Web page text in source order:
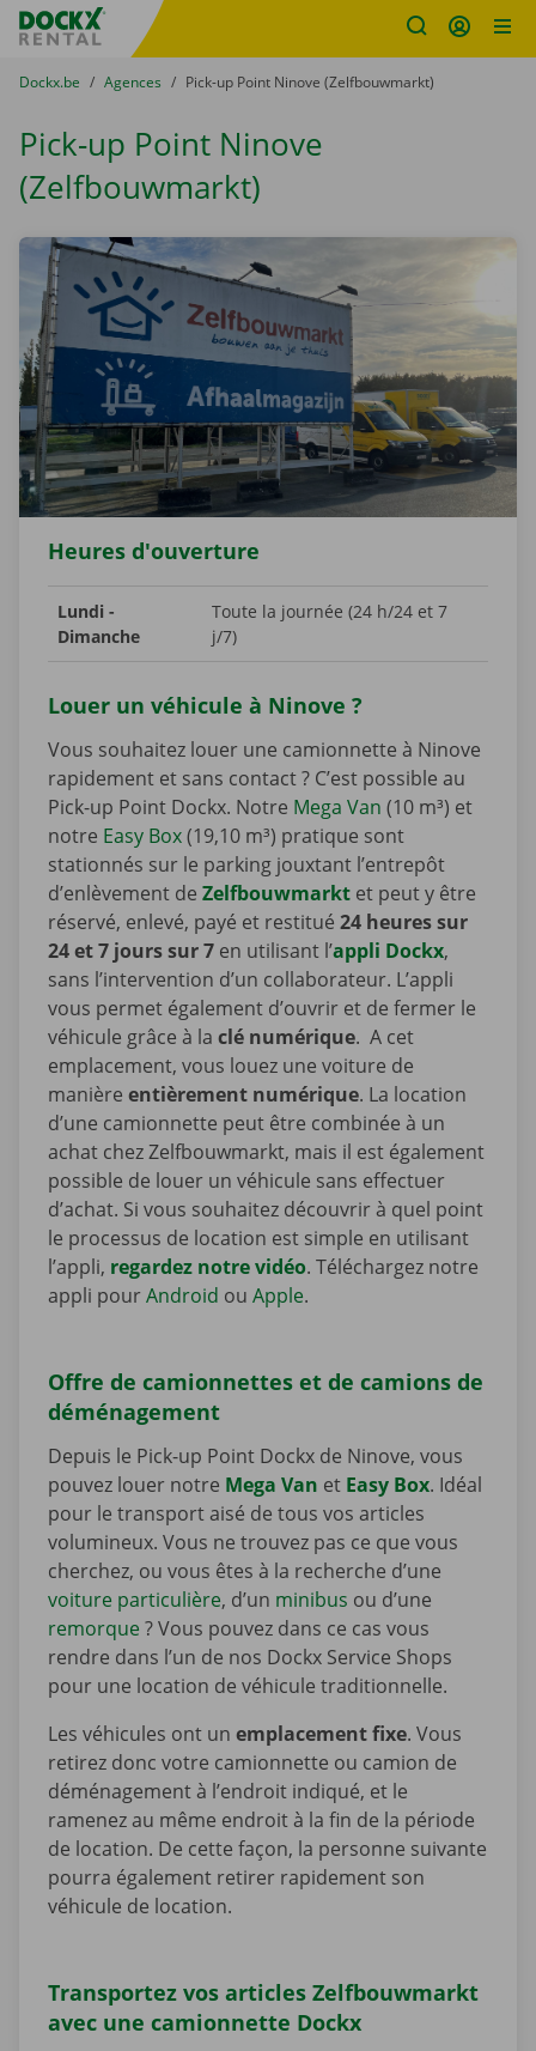
sitename
You are here:
du
Dockx.be to
Agences to
Pick-up Point Ninove (Zelfbouwmarkt)
Pick-up Point Ninove
(Zelfbouwmarkt)
Heures d'ouverture
Lundi -
Dimanche
Toute la journée (24 h/24 et 7
j/7)
Louer un véhicule à Ninove ?
Vous souhaitez louer une camionnette à Ninove
rapidement et sans contact ? C’est possible au
Pick-up Point Dockx. Notre Mega Van (10 m³) et
notre Easy Box(19,10 m³) pratique sont
stationnés sur le parking jouxtant l’entrepôt
d’enlèvement de Zelfbouwmarkt et peut y être
réservé, enlevé, payé et restitué 24 heures sur
24 et 7 jours sur 7 en utilisant l’appli Dockx,
sans l’intervention d’un collaborateur. L’appli
vous permet également d’ouvrir et de fermer le
véhicule grâce à la clé numérique. A cet
emplacement, vous louez une voiture de
manière entièrement numérique. La location
d’une camionnette peut être combinée à un
achat chez Zelfbouwmarkt, mais il est également
possible de louer un véhicule sans effectuer
d’achat. Si vous souhaitez découvrir à quel point
le processus de location est simple en utilisant
l’appli, regardez notre vidéo. Téléchargez notre
appli pourAndroid ou Apple.
Offre de camionnettes et de camions de
déménagement
Depuis le Pick-up Point Dockx de Ninove, vous
pouvez louer notre Mega Van et Easy Box. Idéal
pour le transport aisé de tous vos articles
volumineux. Vous ne trouvez pas ce que vous
cherchez, ou vous êtes à la recherche d’une
voiture particulière, d’un minibus ou d’une
remorque ? Vous pouvez dans ce cas vous
rendre dans l’un de nos Dockx Service Shops
pour une location de véhicule traditionnelle.
Les véhicules ont un emplacement fixe. Vous
retirez donc votre camionnette ou camion de
déménagement à l’endroit indiqué, et le
ramenez au même endroit à la fin de la période
de location. De cette façon, la personne suivante
pourra également retirer rapidement son
véhicule de location.
Transportez vos articles Zelfbouwmarkt
avec une camionnette Dockx